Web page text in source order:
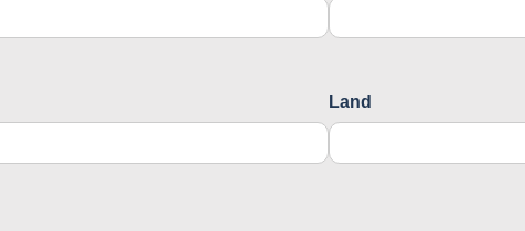
Land